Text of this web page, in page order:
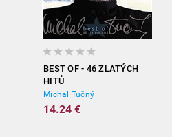
BEST OF - 46 ZLATÝCH
HITŮ
Michal Tučný
14.24 €